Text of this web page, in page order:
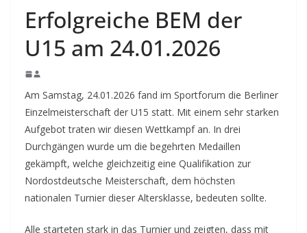
Erfolgreiche BEM der
U15 am 24.01.2026
Am Samstag, 24.01.2026 fand im Sportforum die Berliner
Einzelmeisterschaft der U15 statt. Mit einem sehr starken
Aufgebot traten wir diesen Wettkampf an. In drei
Durchgängen wurde um die begehrten Medaillen
gekämpft, welche gleichzeitig eine Qualifikation zur
Nordostdeutsche Meisterschaft, dem höchsten
nationalen Turnier dieser Altersklasse, bedeuten sollte.
Alle starteten stark in das Turnier und zeigten, dass mit